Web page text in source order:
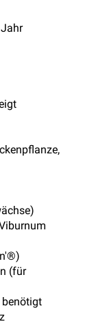
(für
benötigt